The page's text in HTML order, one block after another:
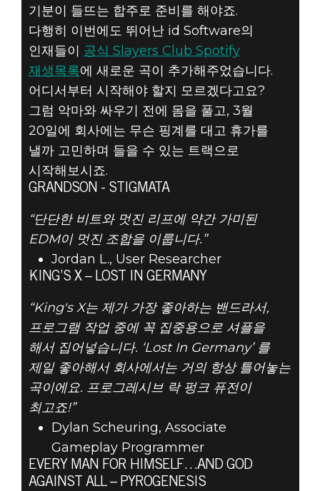
DOOM® Eternal
2020년 3월 02일
DOOM의 영감을
주는 3월의 재생
목록
기분이 들뜨는 합주로 준비를 해야죠.
다행히 이번에도 뛰어난 id Software의
인재들이 공식 Slayers Club Spotify
재생목록에 새로운 곡이 추가해주었습니다.
어디서부터 시작해야 할지 모르겠다고요?
그럼 악마와 싸우기 전에 몸을 풀고, 3월
20일에 회사에는 무슨 핑계를 대고 휴가를
낼까 고민하며 들을 수 있는 트랙으로
시작해보시죠.
GRANDSON - STIGMATA
“단단한 비트와 멋진 리프에 약간 가미된
EDM이 멋진 조합을 이룹니다.”
Jordan L., User Researcher
KING’S X – LOST IN GERMANY
“King's X는 제가 가장 좋아하는 밴드라서,
프로그램 작업 중에 꼭 집중용으로 셔플을
해서 집어넣습니다. ‘Lost In Germany’ 를
제일 좋아해서 회사에서는 거의 항상 틀어놓는
곡이에요. 프로그레시브 락 펑크 퓨전이
최고죠!”
Dylan Scheuring, Associate
Gameplay Programmer
EVERY MAN FOR HIMSELF…AND GOD
AGAINST ALL – PYROGENESIS